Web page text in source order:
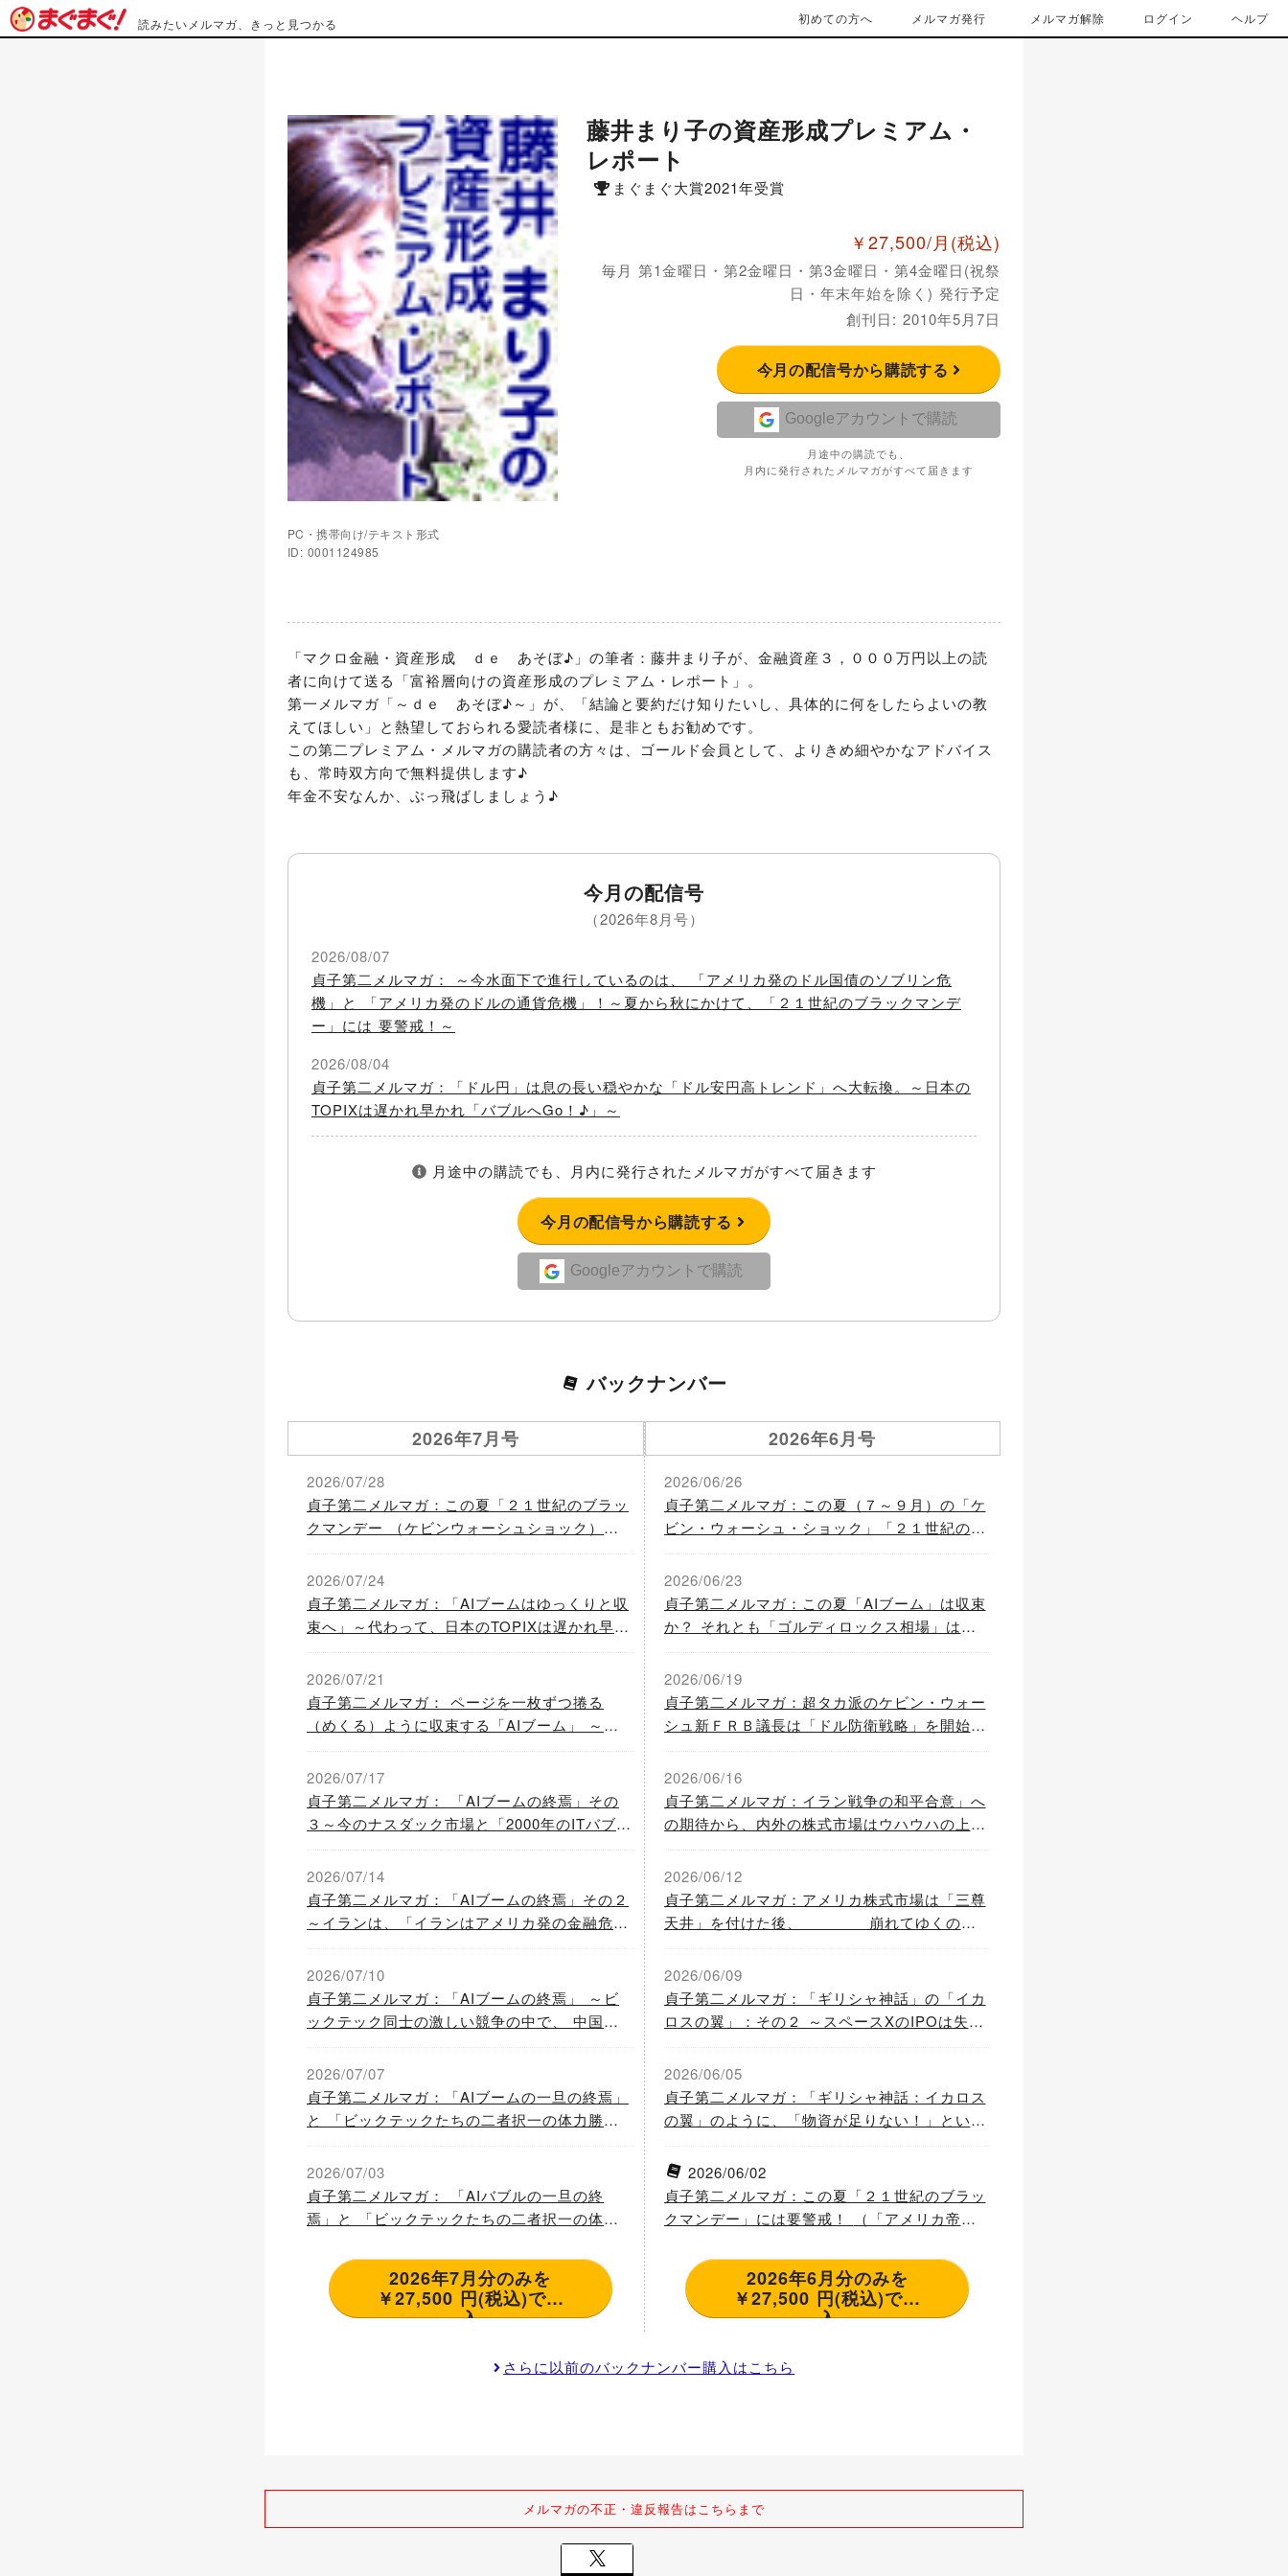
読みたいメルマガ、きっと見つかる 初めての方へ メルマガ発行 メルマガ解除 ログイン ヘルプ
PC・携帯向け/テキスト形式
ID: 0001124985
藤井まり子の資産形成プレミアム・
レポート
まぐまぐ大賞2021年受賞
￥27,500/月 (税込)
毎月 第1金曜日・第2金曜日・第3金曜日・第4金曜日(祝祭
日・年末年始を除く) 発行予定
創刊日: 2010年5月7日
今月の配信号から購読する
Googleアカウントで購読
月途中の購読でも、
月内に発行されたメルマガがすべて届きます
「マクロ金融・資産形成　ｄｅ　あそぼ♪」の筆者：藤井まり子が、金融資産３，０００万円以上の読
者に向けて送る「富裕層向けの資産形成のプレミアム・レポート」。
第一メルマガ「～ｄｅ　あそぼ♪～」が、「結論と要約だけ知りたいし、具体的に何をしたらよいの教
えてほしい」と熱望しておられる愛読者様に、是非ともお勧めです。
この第二プレミアム・メルマガの購読者の方々は、ゴールド会員として、よりきめ細やかなアドバイス
も、常時双方向で無料提供します♪
年金不安なんか、ぶっ飛ばしましょう♪
今月の配信号
（2026年8月号）
2026/08/07
貞子第二メルマガ： ～今水面下で進行しているのは、 「アメリカ発のドル国債のソブリン危
機」と 「アメリカ発のドルの通貨危機」！～夏から秋にかけて、「２１世紀のブラックマンデ
ー」には 要警戒！～
2026/08/04
貞子第二メルマガ：「ドル円」は息の長い穏やかな「ドル安円高トレンド」へ大転換。～日本の
TOPIXは遅かれ早かれ「バブルへGo！♪」～
月途中の購読でも、月内に発行されたメルマガがすべて届きます
今月の配信号から購読する
Googleアカウントで購読
バックナンバー
2026年7月号
2026/07/28
貞子第二メルマガ：この夏「２１世紀のブラッ
クマンデー （ケビンウォーシュショック）」
危機」の発生を狙ってイラン戦争を激化させる
か？～
2026/07/24
貞子第二メルマガ：「AIブームはゆっくりと収
束へ」～代わって、日本のTOPIXは遅かれ早か
2026/07/21
貞子第二メルマガ： ページを一枚ずつ捲る
（めくる）ように収束する「AIブーム」 ～
ダックのS＆P５００」は調整する～
2026/07/17
貞子第二メルマガ： 「AIブームの終焉」その
３～今のナスダック市場と「2000年のITバブル
相違点」（PERが低くても崩壊するブーム）
2026/07/14
貞子第二メルマガ：「AIブームの終焉」その２
～イランは、「イランはアメリカ発の金融危機
チラつかせながら、アメリカを 「イラン戦争
の再開」へとおびき寄せている？～
2026/07/10
貞子第二メルマガ：「AIブームの終焉」 ～ビ
ックテック同士の激しい競争の中で、 中国オ
ビックテックたちの収益は悪化してゆくだろう
2026/07/07
貞子第二メルマガ：「AIブームの一旦の終焉」
と 「ビックテックたちの二者択一の体力勝
場の地殻変動」に備えよ～
2026/07/03
貞子第二メルマガ： 「AIバブルの一旦の終
焉」と 「ビックテックたちの二者択一の体力
変動に備えよ～
2026年7月分のみを
￥27,500 円(税込)で購
入
2026年6月号
2026/06/26
貞子第二メルマガ：この夏（７～９月）の「ケ
ビン・ウォーシュ・ショック」「２１世紀のブ
への規制強化」の動きが高まっている！（オー
プンＡＩは、ＩＰＯを２０２７年に先送り？）
2026/06/23
貞子第二メルマガ：この夏「AIブーム」は収束
か？ それとも「ゴルディロックス相場」は継
の「ドル防衛戦略」が始まった！♪ （「今後は
ドル高トレンド」へ。
2026/06/19
貞子第二メルマガ：超タカ派のケビン・ウォー
シュ新ＦＲＢ議長は「ドル防衛戦略」を開始。
ン・ウォーシュ・ショック」は巻き起こるだろ
う！～
2026/06/16
貞子第二メルマガ：イラン戦争の和平合意」へ
の期待から、内外の株式市場はウハウハの上昇
爆・再開」のため の「大義名分」を造ってい
る？～
2026/06/12
貞子第二メルマガ：アメリカ株式市場は「三尊
天井」を付けた後、 崩れてゆくのだ
ＦＲＢ議長は初めてのＦＯＭＣに挑む。～
2026/06/09
貞子第二メルマガ：「ギリシャ神話」の「イカ
ロスの翼」：その２ ～スペースXのIPOは失敗
壊」の始まりか？）
2026/06/05
貞子第二メルマガ：「ギリシャ神話：イカロス
の翼」のように、「物資が足りない！」という
ル」は「自らの重み」で自壊してゆく？
2026/06/02
貞子第二メルマガ：この夏「２１世紀のブラッ
クマンデー」には要警戒！ （「アメリカ帝国
2026年6月分のみを
￥27,500 円(税込)で購
入
さらに以前のバックナンバー購入はこちら
メルマガの不正・違反報告はこちらまで